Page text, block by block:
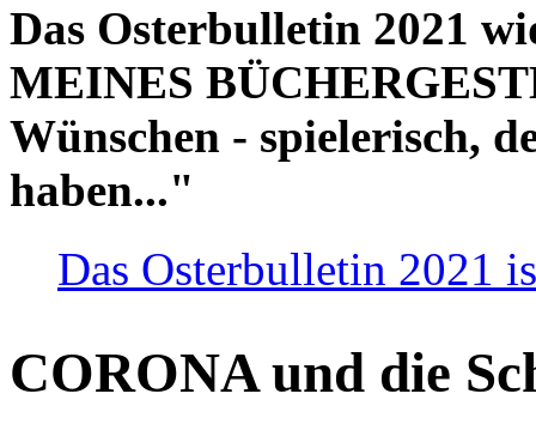
Das Osterbulletin 2021
MEINES
Wünschen - spielerisch,
haben..."
Das Osterbulletin 2021
CORONA und die